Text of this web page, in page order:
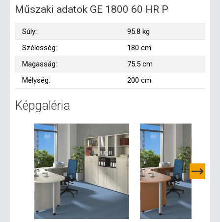
Műszaki adatok GE 1800 60 HR P
Súly:
95.8 kg
Szélesség:
180 cm
Magasság:
75.5 cm
Mélység:
200 cm
Képgaléria